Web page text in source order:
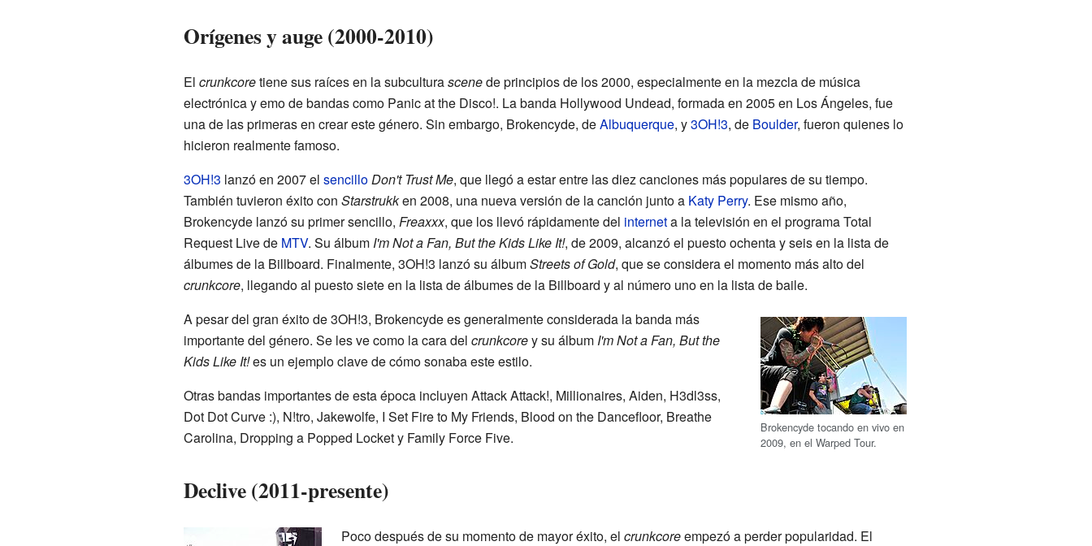
Orígenes y auge (2000-2010)
El crunkcoretiene sus raíces en la subculturascenede principios de los 2000, especialmente en la mezcla de música
electrónica y emo de bandas como Panic at the Disco!. La banda Hollywood Undead, formada en 2005 en Los Ángeles, fue
una de las primeras en crear este género. Sin embargo, Brokencyde, deAlbuquerque, y3OH!3, de Boulder, fueron quienes lo
hicieron realmente famoso.
3OH!3 lanzó en 2007 el sencilloDon't Trust Me, que llegó a estar entre las diez canciones más populares de su tiempo.
También tuvieron éxito con Starstrukken 2008, una nueva versión de la canción junto a Katy Perry. Ese mismo año,
Brokencyde lanzó su primer sencillo, Freaxxx, que los llevó rápidamente del interneta la televisión en el programa Total
Request Live de MTV. Su álbum I'm Not a Fan, But the Kids Like It!, de 2009, alcanzó el puesto ochenta y seis en la lista de
álbumes de la Billboard. Finalmente, 3OH!3 lanzó su álbumStreets of Gold, que se considera el momento más alto del
crunkcore, llegando al puesto siete en la lista de álbumes de la Billboard y al número uno en la lista de baile.
Brokencyde tocando en vivo en
2009, en el Warped Tour.
A pesar del gran éxito de 3OH!3, Brokencyde es generalmente considerada la banda más
importante del género. Se les ve como la cara del crunkcorey su álbum I'm Not a Fan, But the
Kids Like It!es un ejemplo clave de cómo sonaba este estilo.
Otras bandas importantes de esta época incluyen Attack Attack!, Millionaires, Aiden, H3dl3ss,
Dot Dot Curve :), N!tro, Jakewolfe, I Set Fire to My Friends, Blood on the Dancefloor, Breathe
Carolina, Dropping a Popped Locket y Family Force Five.
Declive (2011-presente)
Poco después de su momento de mayor éxito, el crunkcoreempezó a perder popularidad. El